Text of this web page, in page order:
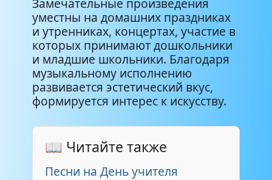
Эль - 9 мая - весна! 3:04
Песни о весне - Скворцы
прилетели
3:07
Замечательные произведения
уместны на домашних праздниках
и утренниках, концертах, участие в
которых принимают дошкольники
и младшие школьники. Благодаря
музыкальному исполнению
развивается эстетический вкус,
формируется интерес к искусству.
📖 Читайте также
Песни на День учителя